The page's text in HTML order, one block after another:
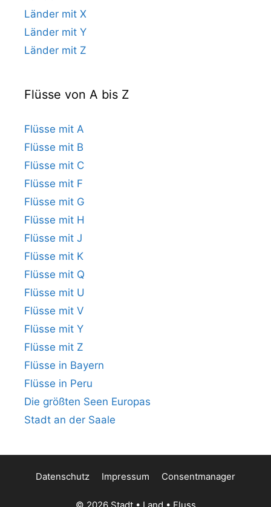
Länder mit X
Länder mit Y
Länder mit Z
Flüsse von A bis Z
Flüsse mit A
Flüsse mit B
Flüsse mit C
Flüsse mit F
Flüsse mit G
Flüsse mit H
Flüsse mit J
Flüsse mit K
Flüsse mit Q
Flüsse mit U
Flüsse mit V
Flüsse mit Y
Flüsse mit Z
Flüsse in Bayern
Flüsse in Peru
Die größten Seen Europas
Stadt an der Saale
Datenschutz Impressum Consentmanager